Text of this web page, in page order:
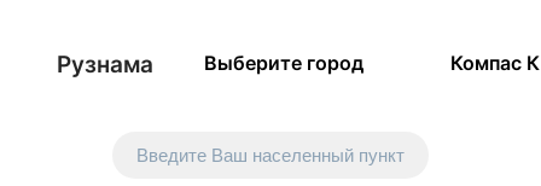
Рузнама Выберите город Компас
Введите Ваш населенный пункт